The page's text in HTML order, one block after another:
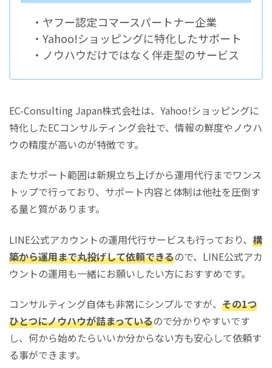
・ヤフー認定コマースパートナー企業
・Yahoo!ショッピングに特化したサポート
・ノウハウだけではなく伴走型のサービス
EC-Consulting Japan株式会社は、Yahoo!ショッピングに
特化したECコンサルティング会社で、情報の鮮度やノウハ
ウの精度が高いのが特徴です。
またサポート範囲は新規立ち上げから運用代行までワンス
トップで行っており、サポート内容と体制は他社を圧倒す
る量と質があります。
LINE公式アカウントの運用代行サービスも行っており、 構
築から運用まで丸投げして依頼できるので、LINE公式アカ
ウントの運用も一緒にお願いしたい方におすすめです。
コンサルティング自体も非常にシンプルですが、 その1つ
ひとつにノウハウが詰まっているので分かりやすいです
し、何から始めたらいいか分からない方も安心して依頼す
る事ができます。